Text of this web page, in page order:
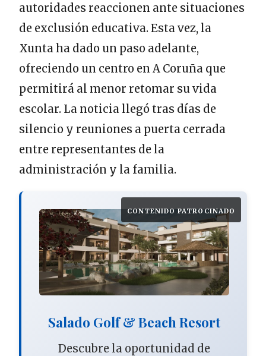
autoridades reaccionen ante situaciones
de exclusión educativa. Esta vez, la
Xunta ha dado un paso adelante,
ofreciendo un centro en A Coruña que
permitirá al menor retomar su vida
escolar. La noticia llegó tras días de
silencio y reuniones a puerta cerrada
entre representantes de la
administración y la familia.
CONTENIDO PATROCINADO
Salado Golf & Beach Resort
Descubre la oportunidad de